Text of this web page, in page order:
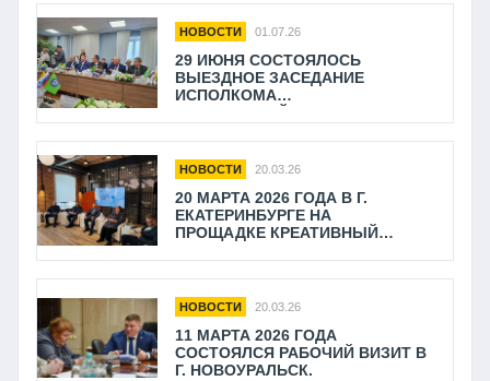
НОВОСТИ 01.07.26
29 ИЮНЯ СОСТОЯЛОСЬ
ВЫЕЗДНОЕ ЗАСЕДАНИЕ
ИСПОЛКОМА
РАБОТНИКОВ
АВТОМОБИЛЬНОГО
ТРАНСПОРТА И ДОРОЖНОГО
ХОЗЯЙСТВА В УФО
НОВОСТИ 20.03.26
20 МАРТА 2026 ГОДА В Г.
ЕКАТЕРИНБУРГЕ НА
ПРОЩАДКЕ КРЕАТИВНЫЙ
"БОЛЬШОЙ ОТКРЫТЫЙ
ДИАЛОГ" СОСТОЯЛАСЬ СЕССИЯ
НА ТЕМУ «ТРАНСПОРТНОЕ
ОБСЛУЖИВАНИЕ НАСЕЛЕНИЯ:
НОВОСТИ 20.03.26
11 МАРТА 2026 ГОДА
СОСТОЯЛСЯ РАБОЧИЙ ВИЗИТ В
Г. НОВОУРАЛЬСК.